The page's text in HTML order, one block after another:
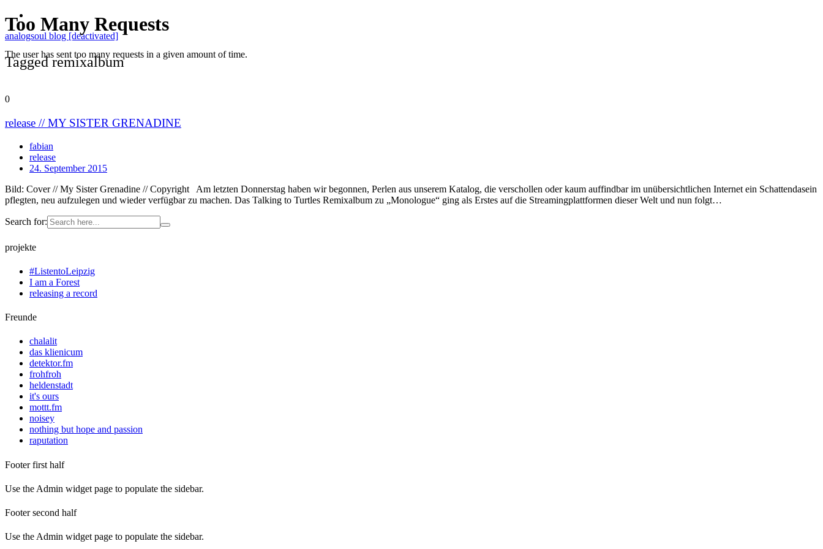
analogsoul blog [deactivated]
Tagged remixalbum
0
release // MY SISTER GRENADINE
fabian
release
24. September 2015
Bild: Cover // My Sister Grenadine // Copyright Am letzten Donnerstag haben wir begonnen, Perlen aus unserem Katalog, die verschollen oder kaum auffindbar im unübersichtlichen Internet ein Schattendasein
pflegten, neu aufzulegen und wieder verfügbar zu machen. Das Talking to Turtles Remixalbum zu „Monologue“ ging als Erstes auf die Streamingplattformen dieser Welt und nun folgt…
Search for:
projekte
#ListentoLeipzig
I am a Forest
releasing a record
Freunde
chalalit
das klienicum
detektor.fm
frohfroh
heldenstadt
it's ours
mottt.fm
noisey
nothing but hope and passion
raputation
Footer first half
Use the Admin widget page to populate the sidebar.
Footer second half
Use the Admin widget page to populate the sidebar.